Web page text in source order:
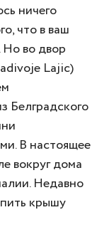
ничего
что в ваш
Но во двор
Lajic)
Белградского
В настоящее
вокруг дома
Недавно
крышу